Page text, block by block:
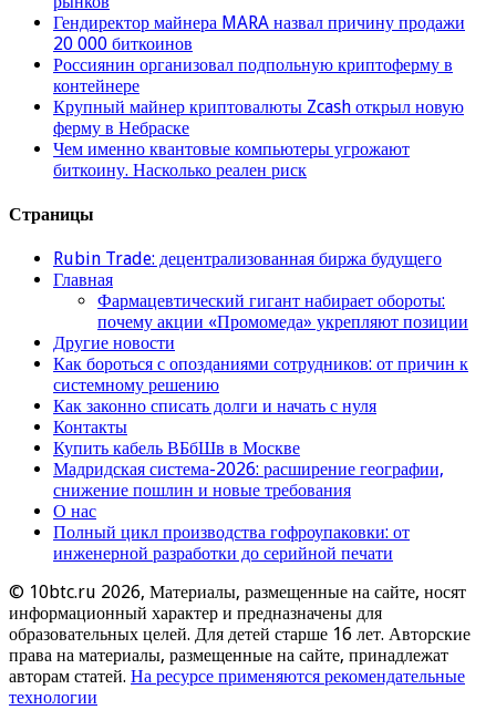
Гендиректор майнера MARA назвал причину продажи
20 000 биткоинов
Россиянин организовал подпольную криптоферму в
контейнере
Крупный майнер криптовалюты Zcash открыл новую
ферму в Небраске
Чем именно квантовые компьютеры угрожают
биткоину. Насколько реален риск
Страницы
Rubin Trade: децентрализованная биржа будущего
Главная
Фармацевтический гигант набирает обороты:
почему акции «Промомеда» укрепляют позиции
Другие новости
Как бороться с опозданиями сотрудников: от причин к
системному решению
Как законно списать долги и начать с нуля
Контакты
Купить кабель ВБбШв в Москве
Мадридская система-2026: расширение географии,
снижение пошлин и новые требования
О нас
Полный цикл производства гофроупаковки: от
инженерной разработки до серийной печати
© 10btc.ru 2026, Материалы, размещенные на сайте, носят
информационный характер и предназначены для
образовательных целей. Для детей старше 16 лет. Авторские
права на материалы, размещенные на сайте, принадлежат
авторам статей. На ресурсе применяются рекомендательные
технологии